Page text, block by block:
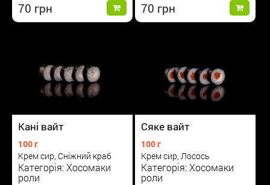
70 70
Кані вайт
100 г
Крем сир, Сніжний краб
Категорія: Хосомаки
роли
Сяке вайт
100 г
Крем сир, Лосось
Категорія: Хосомаки
роли